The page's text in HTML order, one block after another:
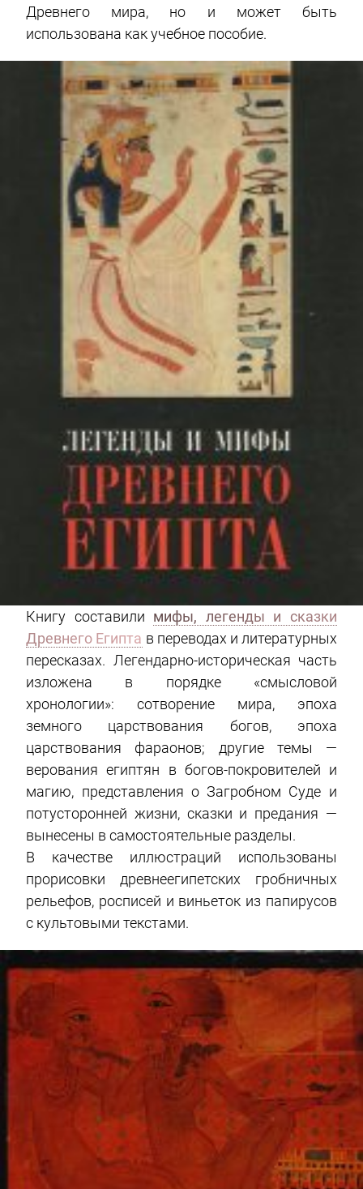
Древнего мира, но и может быть
использована как учебное пособие.
Книгу составили мифы, легенды и сказки
Древнего Египта в переводах и литературных
пересказах. Легендарно-историческая часть
изложена в порядке «смысловой
хронологии»: сотворение мира, эпоха
земного царствования богов, эпоха
царствования фараонов; другие темы —
верования египтян в богов-покровителей и
магию, представления о Загробном Суде и
потусторонней жизни, сказки и предания —
вынесены в самостоятельные разделы.
В качестве иллюстраций использованы
прорисовки древнеегипетских гробничных
рельефов, росписей и виньеток из папирусов
с культовыми текстами.